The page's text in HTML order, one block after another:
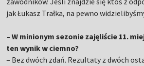
jak Łukasz Trałka, na pewno
– W minionym sezonie zajęliście 11.
ten wynik w ciemno?
– Bez dwóch zdań. Rezultaty z dwóch